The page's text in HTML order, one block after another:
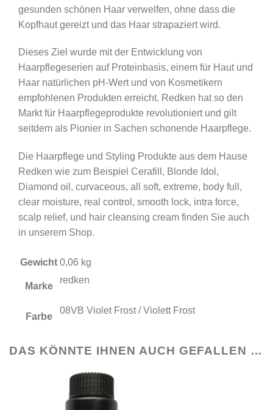
gesunden schönen Haar verwelfen, ohne dass die
Kopfhaut gereizt und das Haar strapaziert wird.
Dieses Ziel wurde mit der Entwicklung von
Haarpflegeserien auf Proteinbasis, einem für Haut und
Haar natürlichen pH-Wert und von Kosmetikern
empfohlenen Produkten erreicht. Redken hat so den
Markt für Haarpflegeprodukte revolutioniert und gilt
seitdem als Pionier in Sachen schonende Haarpflege.
Die Haarpflege und Styling Produkte aus dem Hause
Redken wie zum Beispiel Cerafill, Blonde Idol,
Diamond oil, curvaceous, all soft, extreme, body full,
clear moisture, real control, smooth lock, intra force,
scalp relief, und hair cleansing cream finden Sie auch
in unserem Shop.
Gewicht 0,06 kg
Marke
redken
Farbe
08VB Violet Frost / Violett Frost
DAS KÖNNTE IHNEN AUCH GEFALLEN …